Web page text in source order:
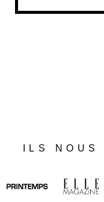
ILS NOUS